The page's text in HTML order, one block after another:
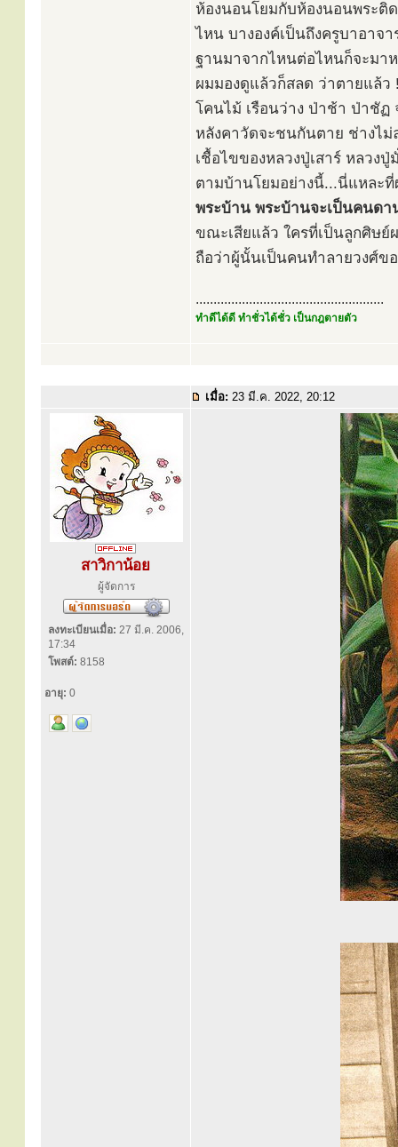
ห้องนอนโยมกับห้องนอนพระติ
ไหน บางองค์เป็นถึงครูบาอาจ
ฐานมาจากไหนต่อไหนก็จะมา
ผมมองดูแล้วก็สลด ว่าตายแล้ว
โคนไม้ เรือนว่าง ป่าช้า ป่าชัฏ
หลังคาวัดจะชนกันตาย ช่างไม่
เชื้อไขของหลวงปู่เสาร์ หลว
ตามบ้านโยมอย่างนี้...นี่แหละ
พระบ้าน พระบ้านจะเป็นคนด
ขณะเสียแล้ว ใครที่เป็นลูกศิษ
ถือว่าผู้นั้นเป็นคนทำลายวงศ์ขอ
.....................................................
ทำดีได้ดี ทำชั่วได้ชั่ว เป็นกฎตายตัว
เมื่อ: 23 มี.ค. 2022, 20:12
สาวิกาน้อย
ผู้จัดการ
ลงทะเบียนเมื่อ: 27 มี.ค. 2006,
17:34
โพสต์: 8158
อายุ: 0